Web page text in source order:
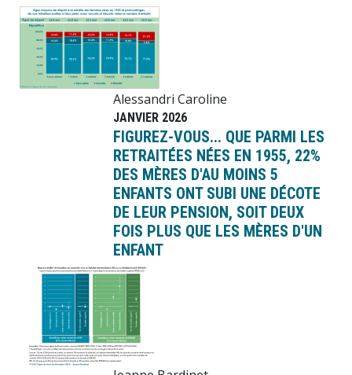
Image
Alessandri Caroline
JANVIER 2026
FIGUREZ-VOUS... QUE PARMI LES
RETRAITÉES NÉES EN 1955, 22%
DES MÈRES D'AU MOINS 5
ENFANTS ONT SUBI UNE DÉCOTE
DE LEUR PENSION, SOIT DEUX
FOIS PLUS QUE LES MÈRES D'UN
ENFANT
Image